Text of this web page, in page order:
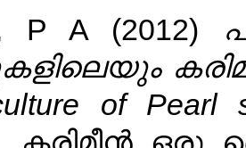
P A(2012)
of Pearl